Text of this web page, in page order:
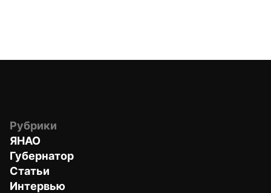
Рубрики
ЯНАО
Губернатор
Статьи
Интервью